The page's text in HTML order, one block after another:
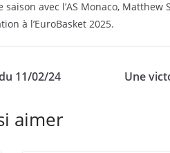
avec l’AS Monaco,
à l’EuroBasket 2025.
11/02/24 Une
aimer